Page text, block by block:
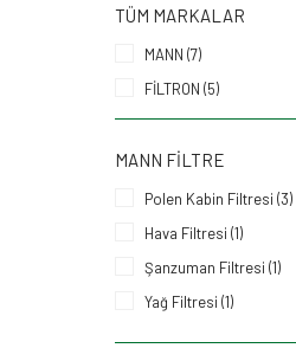
TÜM MARKALAR
MANN (7)
FİLTRON (5)
MANN FILTRE
Polen Kabin Filtresi (3)
Hava Filtresi (1)
Şanzuman Filtresi (1)
Yağ Filtresi (1)